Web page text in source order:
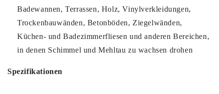
Badewannen, Terrassen, Holz, Vinylverkleidungen,
Trockenbauwänden, Betonböden, Ziegelwänden,
Küchen- und Badezimmerfliesen und anderen Bereichen,
in denen Schimmel und Mehltau zu wachsen drohen
Spezifikationen